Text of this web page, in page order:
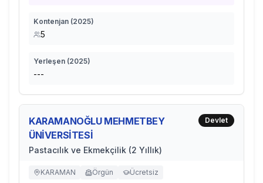
Kontenjan (2025)
5
Yerleşen (2025)
---
KARAMANOĞLU MEHMETBEY
ÜNİVERSİTESİ
Pastacılık ve Ekmekçilik (2 Yıllık)
Devlet
KARAMAN Örgün Ücretsiz